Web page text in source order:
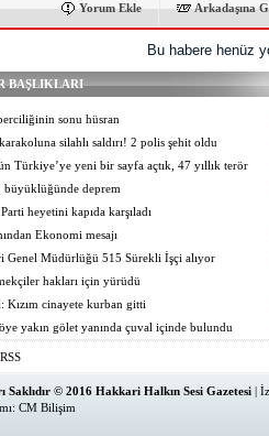
Yorum Ekle Arkadaşına
Bu habere henüz
BAŞLIKLARI
sonu hüsran
silahlı saldırı! 2 polis şehit oldu
Türkiye’ye yeni bir sayfa açtık, 47 yıllık terör
girdi
büyüklüğünde deprem
heyetini kapıda karşıladı
Ekonomi mesajı
Genel Müdürlüğü 515 Sürekli İşçi alıyor
hakları için yürüdü
Kızım cinayete kurban gitti
yakın gölet yanında çuval içinde bulundu
RSS
Saklıdır © 2016 Hakkari Halkın Sesi Gazetesi |
: CM Bilişim